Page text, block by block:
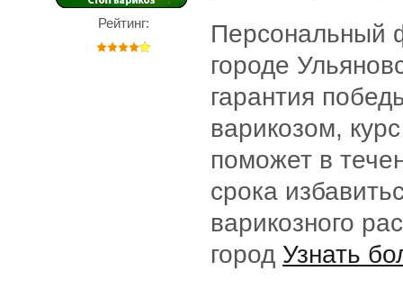
Рейтинг:
Персональный
городе
гарантия
варикозом,
поможет в
срока
варикозного
город Узнать